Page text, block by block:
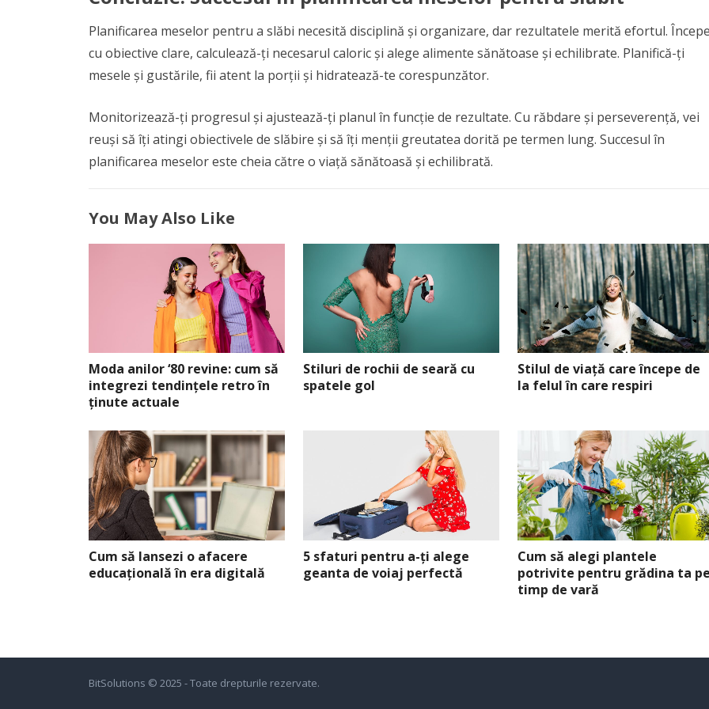
Planificarea meselor pentru a slăbi necesită disciplină și organizare, dar rezultatele merită efortul.
cu obiective clare, calculează-ți necesarul caloric și alege alimente sănătoase și echilibrate. Planifică-ți
mesele și gustările, fii atent la porții și hidratează-te corespunzător.
Monitorizează-ți progresul și ajustează-ți planul în funcție de rezultate. Cu răbdare și perseverență, vei
reuși să îți atingi obiectivele de slăbire și să îți menții greutatea dorită pe termen lung. Succesul în
planificarea meselor este cheia către o viață sănătoasă și echilibrată.
You May Also Like
Moda anilor ‘80 revine: cum să
integrezi tendințele retro în
ținute actuale
Stiluri de rochii de seară cu
spatele gol
Stilul de viață care începe de
la felul în care respiri
Cum să lansezi o afacere
educațională în era digitală
5 sfaturi pentru a-ți alege
geanta de voiaj perfectă
Cum să alegi plantele
potrivite pentru grădina ta
timp de vară
BitSolutions © 2025 - Toate drepturile rezervate.